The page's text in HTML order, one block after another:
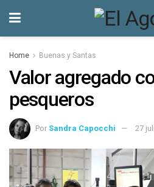
Home Buenas y Santas
Valor agregado
pesqueros
Por Sandra Capocchi 27